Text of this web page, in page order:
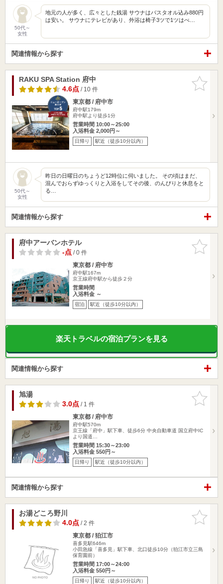
50代～
女性
地元の人が多く、広々とした銭湯 サウナはバスタオル込み880円
は安い。 サウナにテレビがあり、外浴は椅子3ツで1ツはべ…
関連情報から探す
お気に入
りに追加
RAKU SPA Station 府中
4.6点/ 10 件
東京都 / 府中市
府中駅179m
府中駅より徒歩1分
営業時間 10:00～25:00
入浴料金 2,000円～
日帰り 駅近（徒歩10分以内）
50代～
女性
昨日の日曜日のちょうど12時位に伺いました。 その頃はまだ、
混んでおらずゆっくりと入浴をしてその後、のんびりと休息をと
る…
関連情報から探す
お気に入
りに追加
府中アーバンホテル
-点/ 0 件
東京都 / 府中市
府中駅167m
京王線府中駅から徒歩２分
営業時間
入浴料金 ～
宿泊 駅近（徒歩10分以内）
楽天トラベルの宿泊プランを見る
関連情報から探す
お気に入
りに追加
旭湯
3.0点/ 1 件
東京都 / 府中市
府中駅570m
京王線「府中」駅下車、徒歩6分 中央自動車道 国立府中IC
より国道…
営業時間 15:30～23:00
入浴料金 550円～
日帰り 駅近（徒歩10分以内）
関連情報から探す
お気に入
りに追加
お湯どころ野川
4.0点/ 2 件
東京都 / 狛江市
喜多見駅646m
小田急線「喜多見」駅下車、北口徒歩10分（狛江市立三島
保育園前）
営業時間 17:00～24:00
入浴料金 550円～
日帰り 駅近（徒歩10分以内）